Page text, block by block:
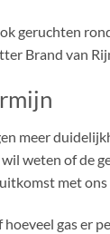
geruchten
Brand van
meer
weten of de
met ons
gas er